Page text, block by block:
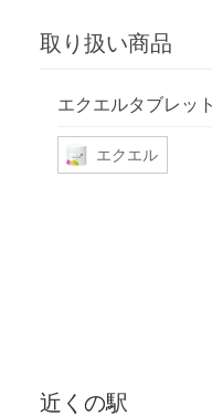
取り扱い商品
エクエルタブレット
エクエル
近くの駅